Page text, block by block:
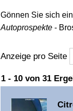
Gönnen Sie sich
Autoprospekte -
Anzeige pro Seite
Überschrift
1
1 - 10 von 31